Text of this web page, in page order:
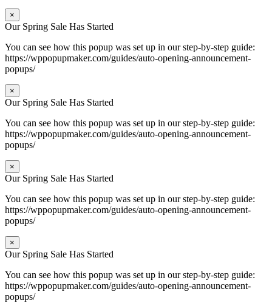
×
Our Spring Sale Has Started
You can see how this popup was set up in our step-by-step guide:
https://wppopupmaker.com/guides/auto-opening-announcement-
popups/
×
Our Spring Sale Has Started
You can see how this popup was set up in our step-by-step guide:
https://wppopupmaker.com/guides/auto-opening-announcement-
popups/
×
Our Spring Sale Has Started
You can see how this popup was set up in our step-by-step guide:
https://wppopupmaker.com/guides/auto-opening-announcement-
popups/
×
Our Spring Sale Has Started
You can see how this popup was set up in our step-by-step guide:
https://wppopupmaker.com/guides/auto-opening-announcement-
popups/